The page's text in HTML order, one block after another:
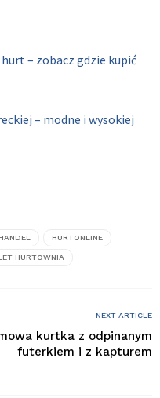
– zobacz gdzie kupić
– modne i wysokiej
HURTONLINE
HURTOWNIA
NEXT ARTICLE
kurtka z odpinanym
futerkiem i z kapturem